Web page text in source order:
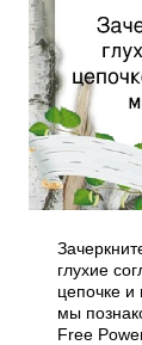
глухие
цепочке и
мы
Free